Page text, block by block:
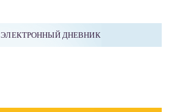
ЭЛЕКТРОННЫЙ ДНЕВНИК